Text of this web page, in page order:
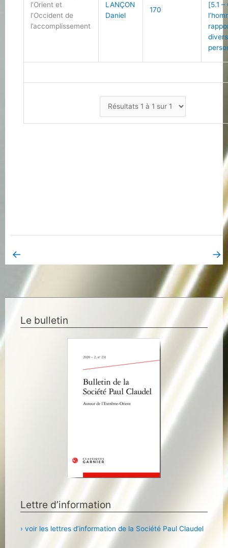
l’Orient et
l’Occident de
l’accomplissement
LANÇON
Daniel
170
[5.1 –
← →
Le bulletin
Lettre d’information
› voir les lettres d’information de la Société Paul Claudel